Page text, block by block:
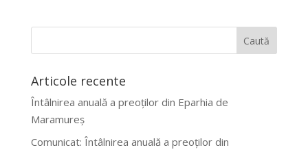
Articole recente
Întâlnirea anuală a preoților din Eparhia de
Maramureș
Comunicat: Întâlnirea anuală a preoților din